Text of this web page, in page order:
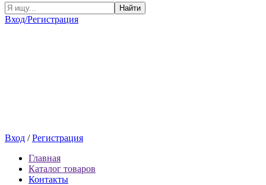
Найти
Вход/Регистрация
Вход /Регистрация
Главная
Каталог товаров
Контакты